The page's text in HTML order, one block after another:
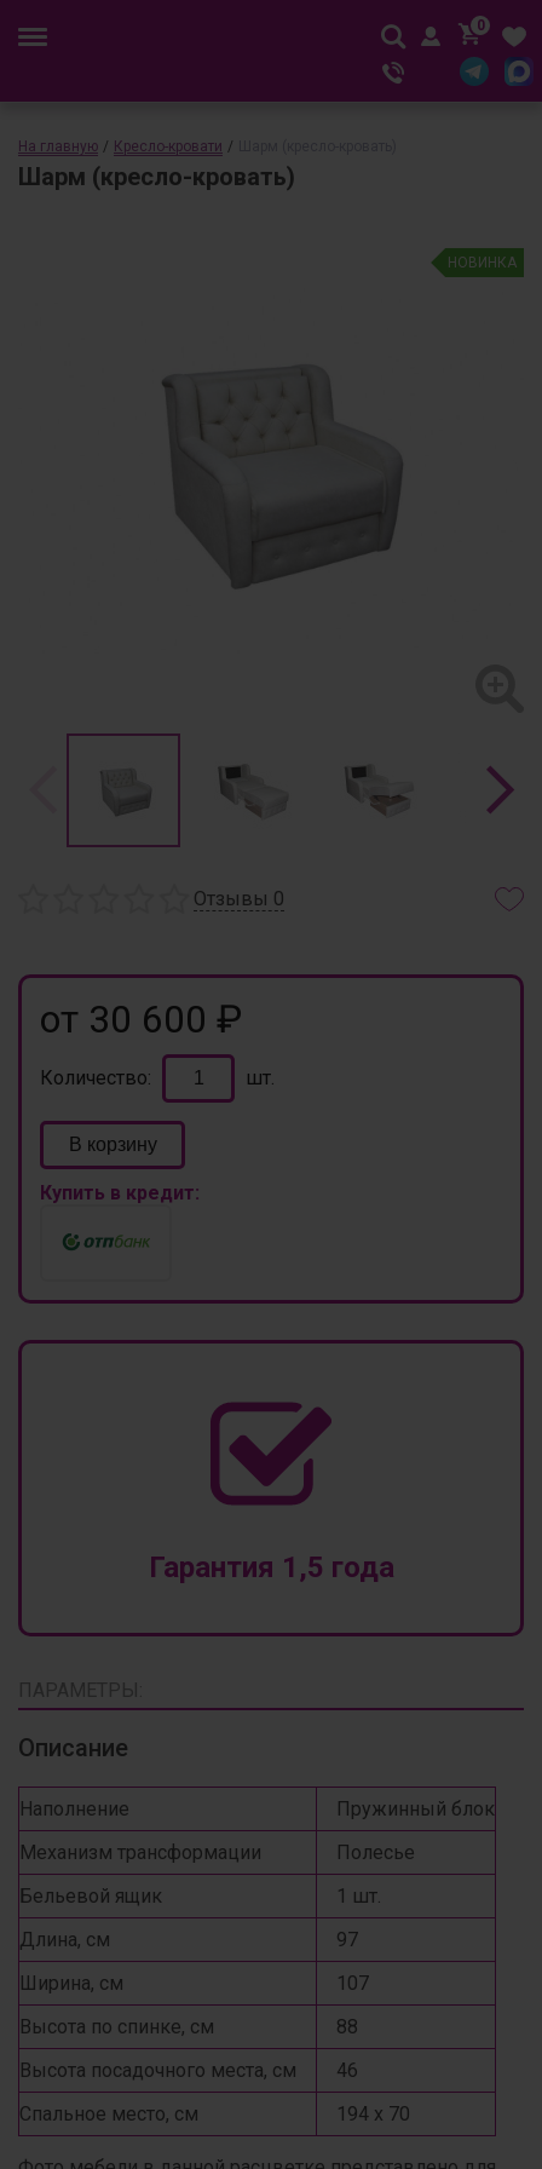
0
На главную / Кресло-кровати /
Шарм (кресло-кровать)
НОВИНКА
Отзывы 0
от 30 600 ₽
Количество: шт.
В корзину
Купить в кредит:
Гарантия 1,5 года
ПАРАМЕТРЫ:
Описание
Наполнение
Пружинный блок
Механизм трансформации
Полесье
Бельевой ящик
1 шт.
Длина, см
97
Ширина, см
107
Высота по спинке, см
88
Высота посадочного места, см
46
Спальное место, см
194 х 70